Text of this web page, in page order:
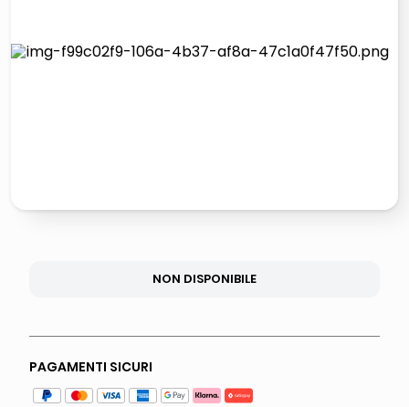
NON DISPONIBILE
PAGAMENTI SICURI